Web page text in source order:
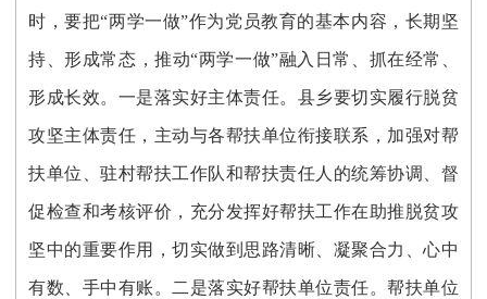
时，要把“两学一做”作为党员教育的基本内容，长期坚
持、形成常态，推动“两学一做”融入日常、抓在经常、
形成长效。一是落实好主体责任。县乡要切实履行脱贫
攻坚主体责任，主动与各帮扶单位衔接联系，加强对帮
扶单位、驻村帮扶工作队和帮扶责任人的统筹协调、督
促检查和考核评价，充分发挥好帮扶工作在助推脱贫攻
坚中的重要作用，切实做到思路清晰、凝聚合力、心中
有数、手中有账。二是落实好帮扶单位责任。帮扶单位